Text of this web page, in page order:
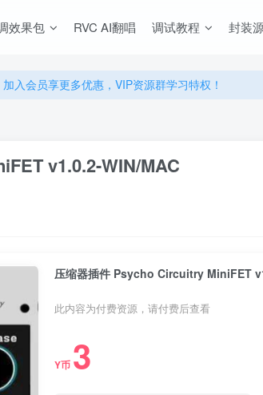
效果包 RVC AI翻唱 调试教程 封装
入会员享更多优惠，VIP资源群学习特权！
入会员享更多优惠，VIP资源群学习特权！
v1.0.2-WIN/MAC
压缩器插件 Psycho Circuitry MiniFET
此内容为付费资源，请付费后查看
Y币 3